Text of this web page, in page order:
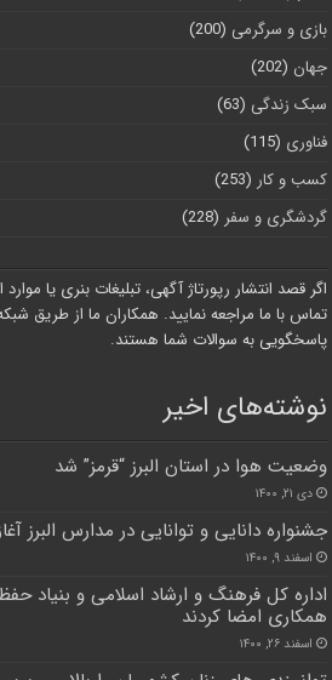
بازی و سرگرمی (200)
جهان (202)
سبک زندگی (63)
فناوری (115)
کسب و کار (253)
گردشگری و سفر (228)
اگر قصد انتشار رپورتاژ آگهی، تبلیغات بنری یا
تماس با ما مراجعه نمایید. همکاران ما از طریق
پاسخگویی به سوالات شما هستند.
نوشته‌های اخیر
وضعیت هوا در استان البرز “قرمز” شد
دی ۲۱, ۱۴۰۰
جشنواره دانایی و توانایی در مدارس البرز
اسفند ۹, ۱۴۰۰
اداره کل فرهنگ و ارشاد اسلامی و بنیاد حفظ
همکاری امضا کردند
اسفند ۲۶, ۱۴۰۰